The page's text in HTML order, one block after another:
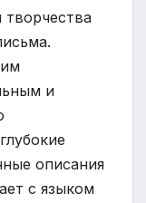
и
описания
с языком